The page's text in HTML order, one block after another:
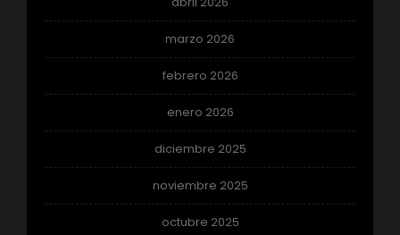
marzo 2026
febrero 2026
enero 2026
diciembre 2025
noviembre 2025
octubre 2025